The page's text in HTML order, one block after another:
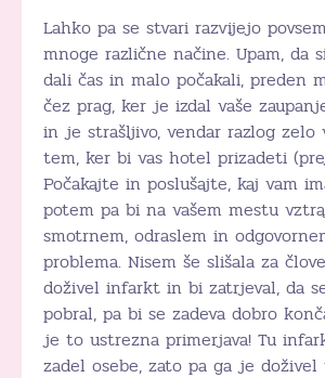
Lahko pa se stvari razvijejo
mnoge različne načine. Upam, da
dali čas in malo počakali, preden
čez prag, ker je izdal vaše
in je strašljivo, vendar razlog
tem, ker bi vas hotel prizadeti
Počakajte in poslušajte, kaj vam
potem pa bi na vašem mestu
smotrnem, odraslem in
problema. Nisem še slišala za
doživel infarkt in bi zatrjeval, da
pobral, pa bi se zadeva dobro
je to ustrezna primerjava! Tu
zadel osebe, zato pa ga je doživel